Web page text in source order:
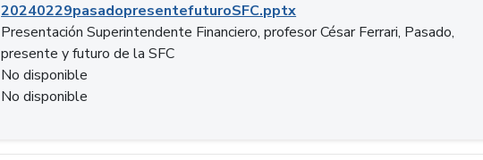
20240229pasadopresentefuturoSFC.pptx
Presentación Superintendente Financiero, profesor César Ferrari, Pasado,
presente y futuro de la SFC
No disponible
No disponible